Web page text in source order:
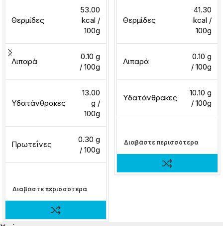
Θερμίδες
53.00
kcal /
100g
Λιπαρά
0.10 g
/ 100g
Υδατάνθρακες
13.00
g /
100g
Πρωτεΐνες
0.30 g
/ 100g
Διαβάστε περισσότερα
Θερμίδες
41.30
kcal /
100g
Λιπαρά
0.10 g
/ 100g
Υδατάνθρακες
10.10 g
/ 100g
Διαβάστε περισσότερα